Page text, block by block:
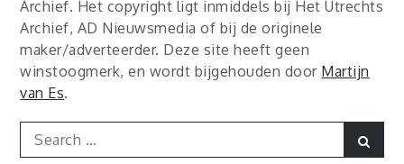
Archief. Het copyright ligt inmiddels bij Het Utrechts
Archief, AD Nieuwsmedia of bij de originele
maker/adverteerder. Deze site heeft geen
winstoogmerk, en wordt bijgehouden door Martijn
van Es.
Search
for: